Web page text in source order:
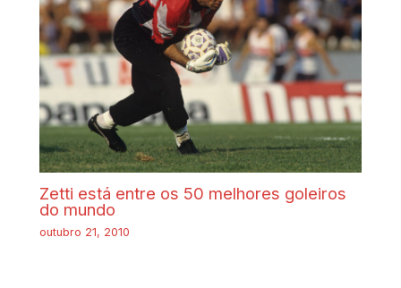
Zetti está entre os 50 melhores goleiros
do mundo
outubro 21, 2010